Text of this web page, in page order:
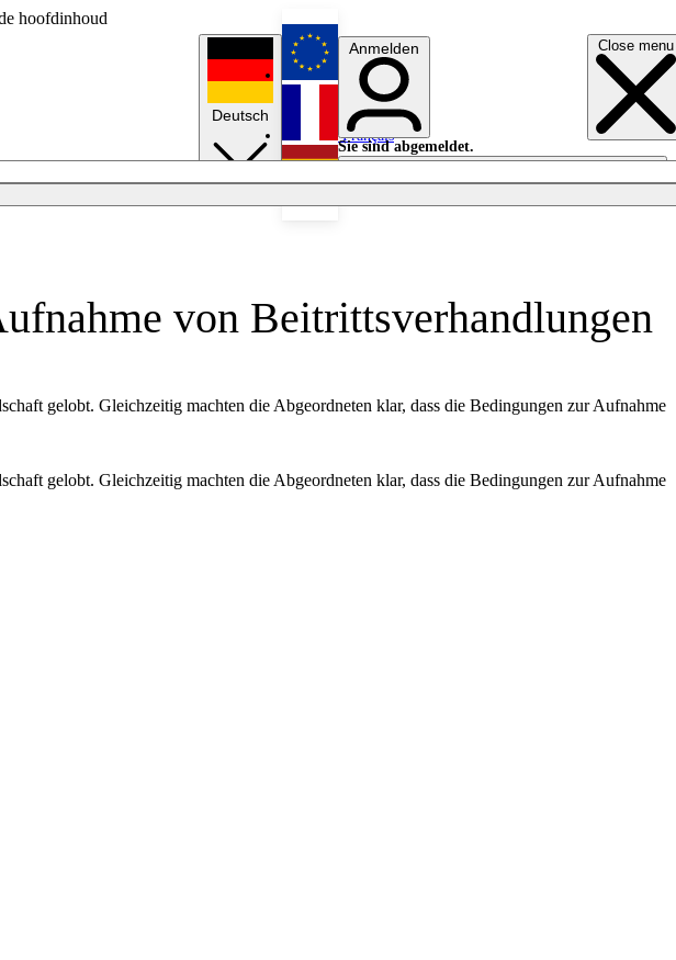
hoofdinhoud
Close menu
Deutsch
English
Français
Anmelden
Sie sind abgemeldet.
Anmelden
Licht aus
von Beitrittsverhandlungen
gelobt. Gleichzeitig machten die Abgeordneten klar, dass die Bedingungen zur Aufnahme
gelobt. Gleichzeitig machten die Abgeordneten klar, dass die Bedingungen zur Aufnahme